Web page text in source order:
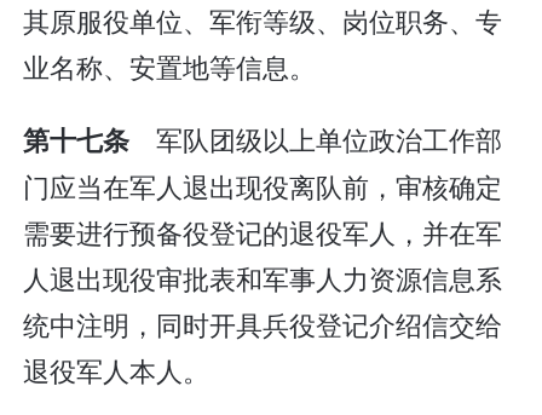
其原服役单位、军衔等级、岗位职务、专
业名称、安置地等信息。
第十七条军队团级以上单位政治工作部
门应当在军人退出现役离队前，审核确定
需要进行预备役登记的退役军人，并在军
人退出现役审批表和军事人力资源信息系
统中注明，同时开具兵役登记介绍信交给
退役军人本人。